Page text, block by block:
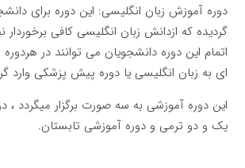
دوره آموزش زبان انگلیسی: این دوره برای
گردیده که ازدانش زبان انگلیسی کافی برخوردار
اتمام این دوره دانشجویان می توانند در
ای به زبان انگلیسی یا دوره پیش پزشکی وارد
این دوره آموزشی به سه صورت برگزار میگردد ،
یک و دو ترمی و دوره آموزشی تابستان.